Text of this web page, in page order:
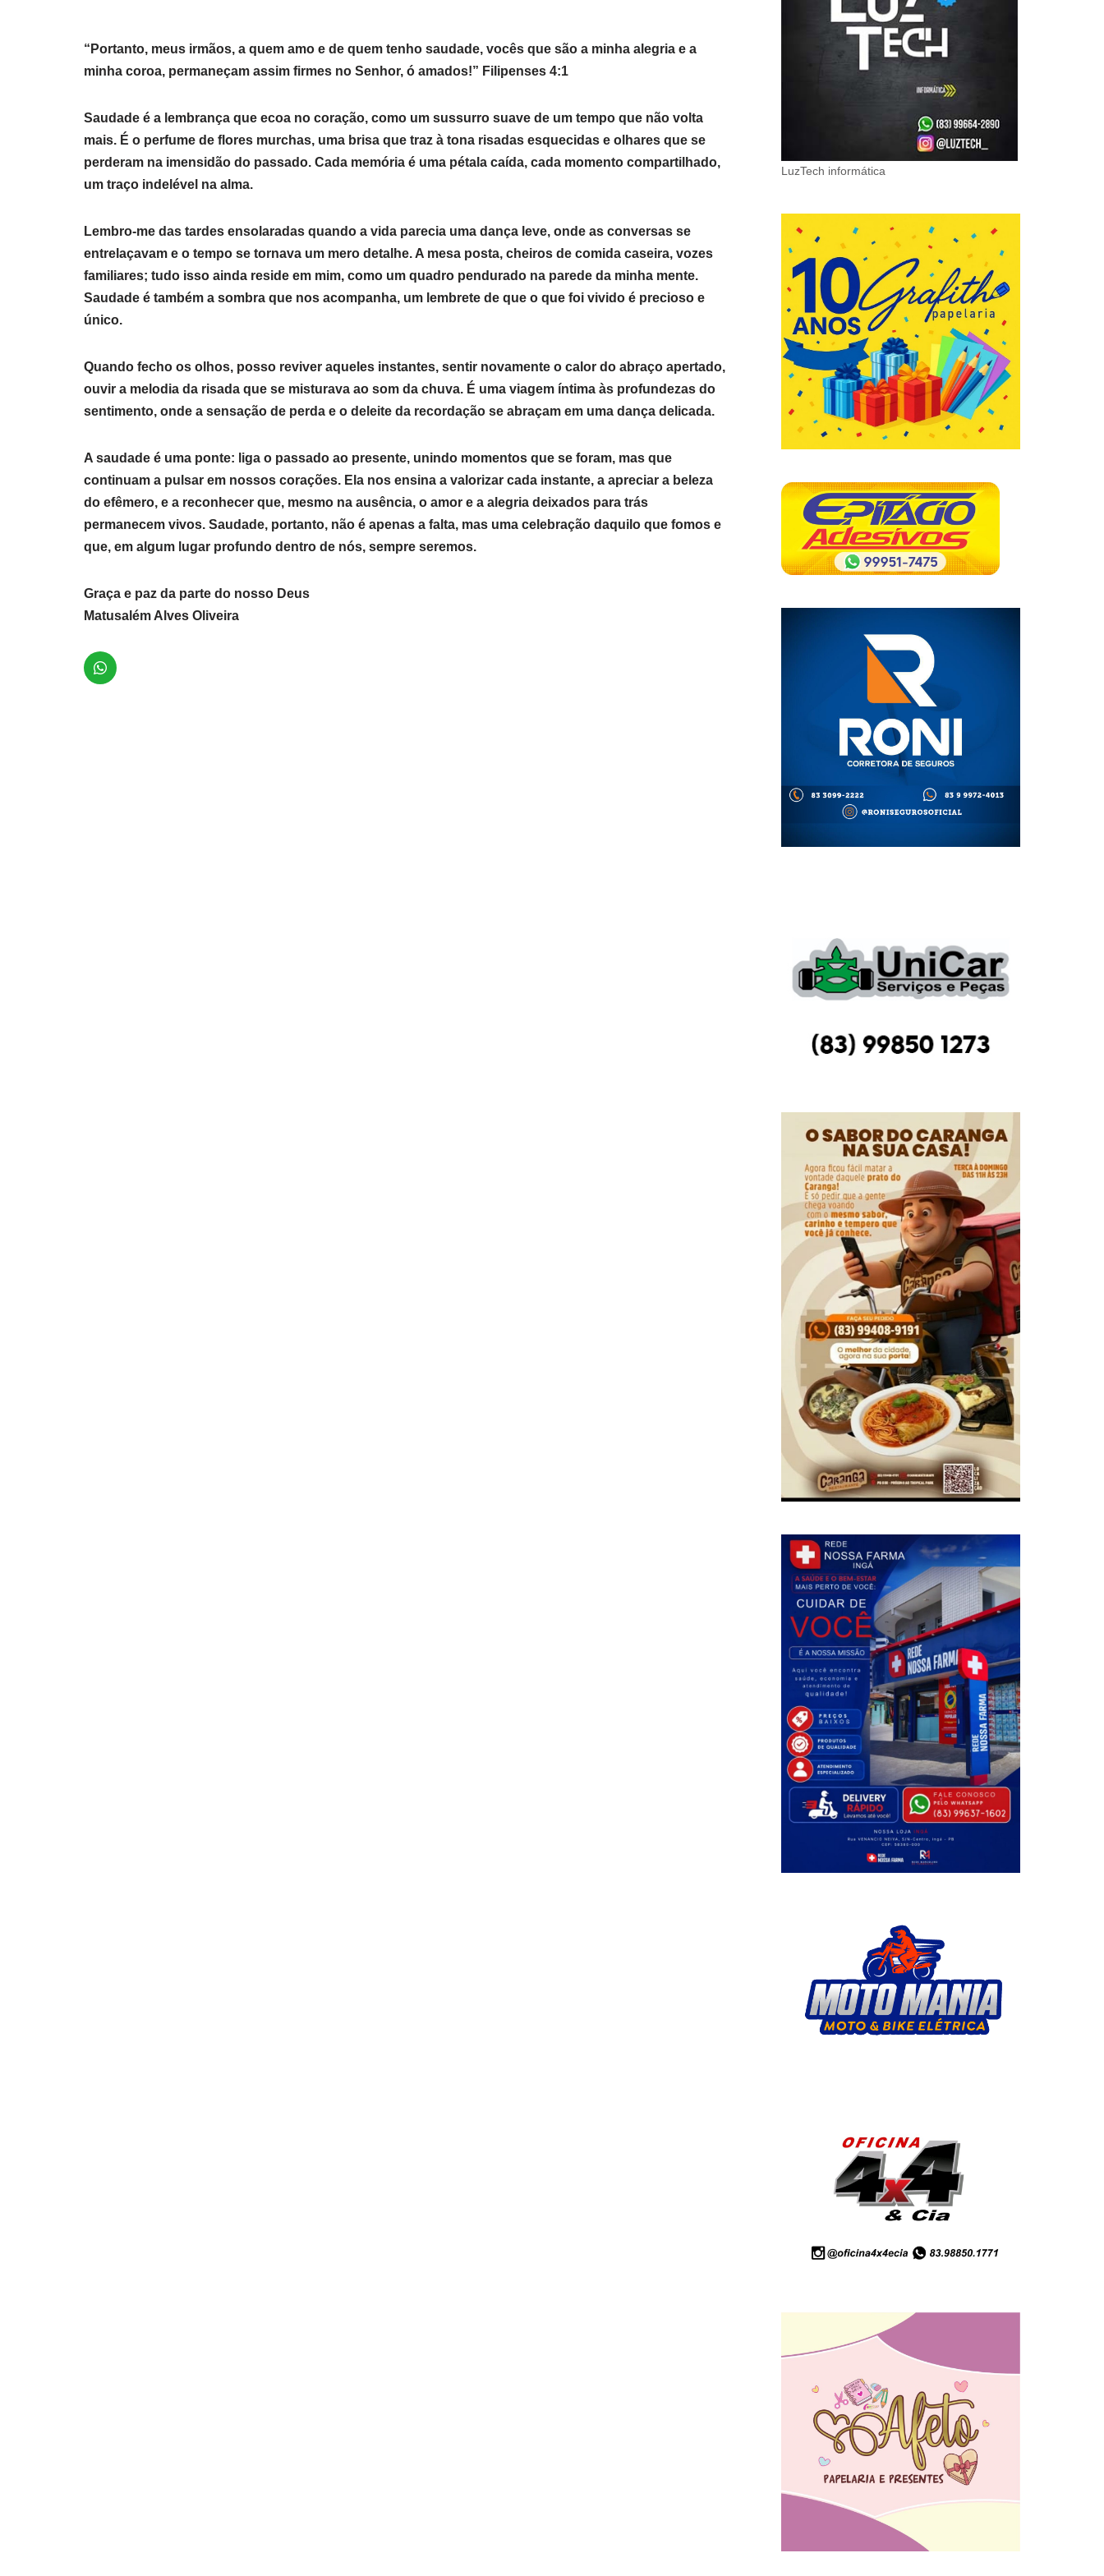
“Portanto, meus irmãos, a quem amo e de quem tenho saudade, vocês que são a minha alegria e a
minha coroa, permaneçam assim firmes no Senhor, ó amados!” Filipenses 4:1
Saudade é a lembrança que ecoa no coração, como um sussurro suave de um tempo que não volta
mais. É o perfume de flores murchas, uma brisa que traz à tona risadas esquecidas e olhares que se
perderam na imensidão do passado. Cada memória é uma pétala caída, cada momento compartilhado,
um traço indelével na alma.
Lembro-me das tardes ensolaradas quando a vida parecia uma dança leve, onde as conversas se
entrelaçavam e o tempo se tornava um mero detalhe. A mesa posta, cheiros de comida caseira, vozes
familiares; tudo isso ainda reside em mim, como um quadro pendurado na parede da minha mente.
Saudade é também a sombra que nos acompanha, um lembrete de que o que foi vivido é precioso e
único.
Quando fecho os olhos, posso reviver aqueles instantes, sentir novamente o calor do abraço apertado,
ouvir a melodia da risada que se misturava ao som da chuva. É uma viagem íntima às profundezas do
sentimento, onde a sensação de perda e o deleite da recordação se abraçam em uma dança delicada.
A saudade é uma ponte: liga o passado ao presente, unindo momentos que se foram, mas que
continuam a pulsar em nossos corações. Ela nos ensina a valorizar cada instante, a apreciar a beleza
do efêmero, e a reconhecer que, mesmo na ausência, o amor e a alegria deixados para trás
permanecem vivos. Saudade, portanto, não é apenas a falta, mas uma celebração daquilo que fomos e
que, em algum lugar profundo dentro de nós, sempre seremos.
Graça e paz da parte do nosso Deus
Matusalém Alves Oliveira
LuzTech informática